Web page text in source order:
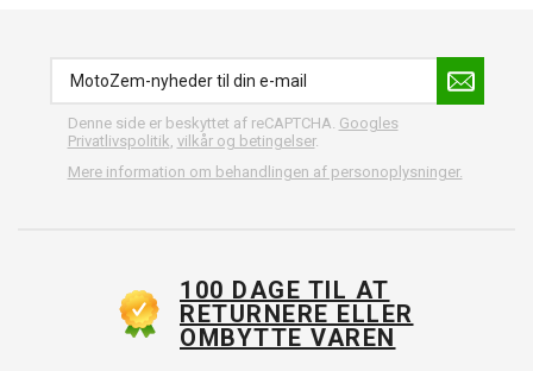
Denne side er beskyttet af reCAPTCHA. Googles
Privatlivspolitik vilkår og betingelser.
Mere information om behandlingen af personoplysninger.
100 DAGE TIL AT
RETURNERE ELLER
OMBYTTE VAREN